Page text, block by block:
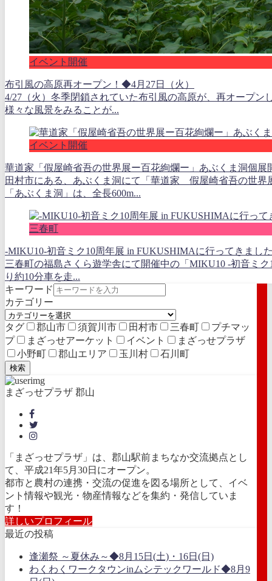
イベント開催
布引風の高原再オープン！◆4月27日（火）
4/27（火）冬季閉鎖されていた布引風の高原が、再オープ
様々な風景をみることが...
イベント開催
華道家「假屋崎省吾の世界展ー百花絢爛ー」あぶくま洞個
田村市にある、あぶくま洞にて「華道家 假屋崎省吾の世
「あぶくま洞」は、全長600m...
三春町
-MIKU10-初音ミク10周年展 in FUKUSHIMAに行ってきま
三春町の福島さくら遊学舎にて開催中の「MIKU10 -初音ミ
り約10分車を走...
キーワード
カテゴリー
タグ 郡山市 須賀川市 田村市 三春町
プチマッ
プ
まざっせアーケット イベント
まざっせプラザ
小野町
郡山エリア 玉川村 石川町
検索
まざっせプラザ 郡山
「まざっせプラザ」は、郡山駅前まちなか交流拠点とし
て、平成21年5月30日にオープン。
都市と農村の連携・交流の促進を図る場所として、イベ
ント情報や観光・物産情報などを集約・発信していま
す！
詳しいプロフィール
最近の投稿
逢瀬祭 ～夏休み～◆8月15日(土)・16日(日)
わくわくワークタウンinムシテックワールド◆8月9